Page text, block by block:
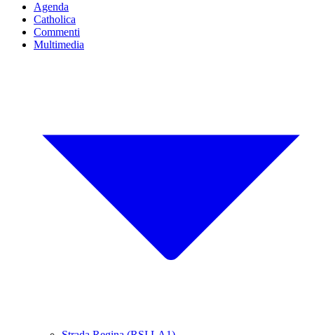
Agenda
Catholica
Commenti
Multimedia